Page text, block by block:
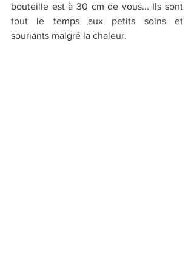
bouteille est à 30 cm de vous... Ils sont
tout le temps aux petits soins et
souriants malgré la chaleur.